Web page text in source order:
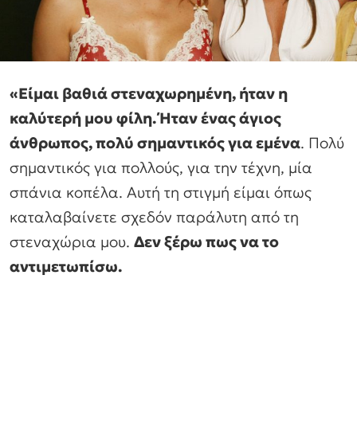
«Είμαι βαθιά στεναχωρημένη, ήταν η
καλύτερή μου φίλη. Ήταν ένας άγιος
άνθρωπος, πολύ σημαντικός για εμένα. Πολύ
σημαντικός για πολλούς, για την τέχνη, μία
σπάνια κοπέλα. Αυτή τη στιγμή είμαι όπως
καταλαβαίνετε σχεδόν παράλυτη από τη
στεναχώρια μου. Δεν ξέρω πως να το
αντιμετωπίσω.